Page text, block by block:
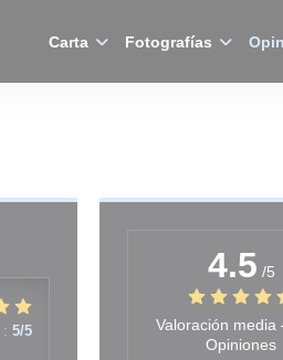
Carta Fotografías
: 5/5
4.5 /5
Valoración
Opiniones